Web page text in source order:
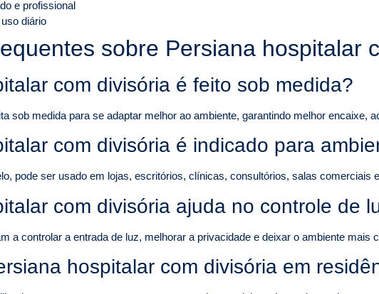
e profissional
diário
sobre Persiana hospitalar
com divisória é feito sob medida?
sob medida para se adaptar melhor ao ambiente, garantindo melhor encaixe,
com divisória é indicado para
pode ser usado em lojas, escritórios, clínicas, consultórios, salas comerciais
com divisória ajuda no controle de
a controlar a entrada de luz, melhorar a privacidade e deixar o ambiente mais
hospitalar com divisória em